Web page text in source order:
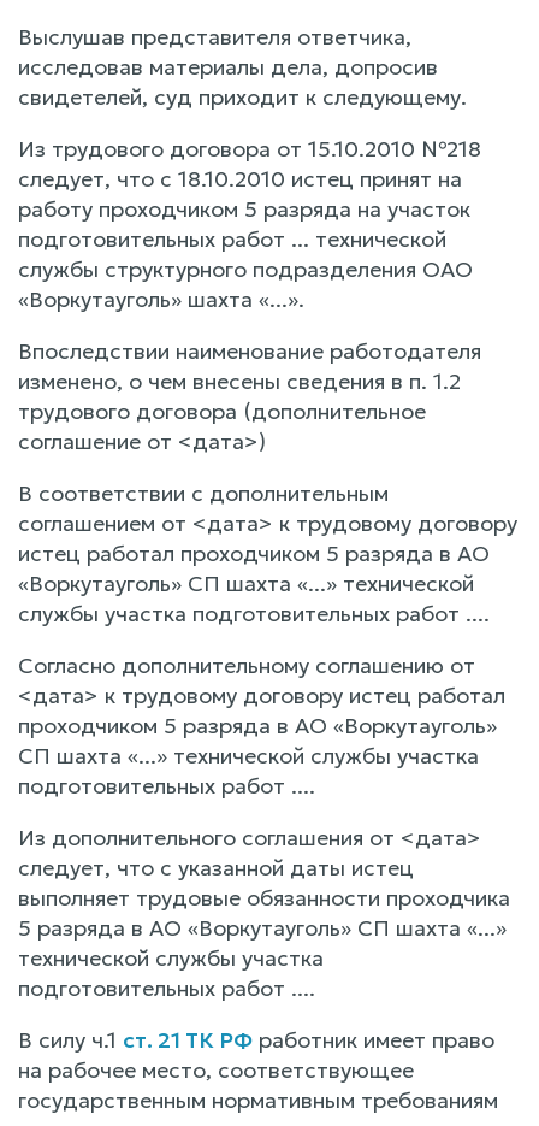
Выслушав представителя ответчика,
исследовав материалы дела, допросив
свидетелей, суд приходит к следующему.
Из трудового договора от 15.10.2010 №218
следует, что с 18.10.2010 истец принят на
работу проходчиком 5 разряда на участок
подготовительных работ ... технической
службы структурного подразделения ОАО
«Воркутауголь» шахта «...».
Впоследствии наименование работодателя
изменено, о чем внесены сведения в п. 1.2
трудового договора (дополнительное
соглашение от <дата>)
В соответствии с дополнительным
соглашением от <дата> к трудовому договору
истец работал проходчиком 5 разряда в АО
«Воркутауголь» СП шахта «...» технической
службы участка подготовительных работ ....
Согласно дополнительному соглашению от
<дата> к трудовому договору истец работал
проходчиком 5 разряда в АО «Воркутауголь»
СП шахта «...» технической службы участка
подготовительных работ ....
Из дополнительного соглашения от <дата>
следует, что с указанной даты истец
выполняет трудовые обязанности проходчика
5 разряда в АО «Воркутауголь» СП шахта «...»
технической службы участка
подготовительных работ ....
В силу ч.1 ст. 21 ТК РФ работник имеет право
на рабочее место, соответствующее
государственным нормативным требованиям